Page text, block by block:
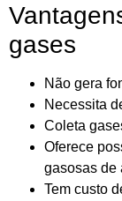
gases
Não gera
Necessita
Coleta
Oferece
gasosas de
Tem custo